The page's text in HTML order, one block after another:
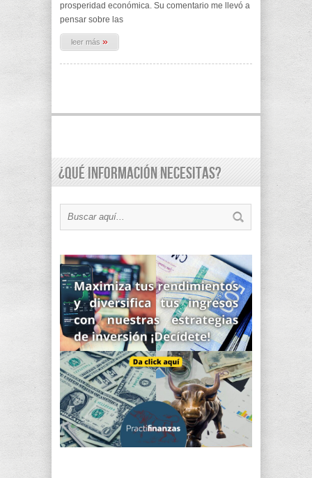
prosperidad económica. Su comentario me llevó a
pensar sobre las
leer más »
¿Qué información necesitas?